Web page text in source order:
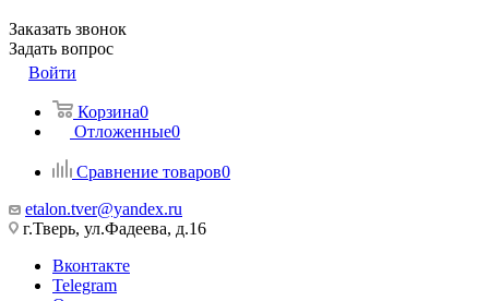
Заказать звонок
Задать вопрос
Войти
Корзина0
Отложенные0
Сравнение товаров0
etalon.tver@yandex.ru
г.Тверь, ул.Фадеева, д.16
Вконтакте
Telegram